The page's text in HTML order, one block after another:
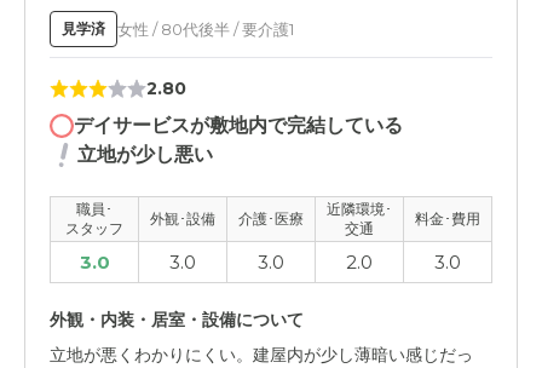
見学済 女性 / 80代後半 / 要介護1
2.80
デイサービスが敷地内で完結している
立地が少し悪い
職員･
スタッフ
外観･設備 介護･医療
近隣環境･
交通
料金･費用
3.0 3.0 3.0 2.0 3.0
外観・内装・居室・設備について
立地が悪くわかりにくい。建屋内が少し薄暗い感じだっ